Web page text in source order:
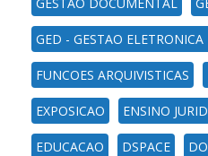
GED - GESTAO
FUNCOES ARQUIVISTICAS
EXPOSICAO ENSINO
EDUCACAO DSPACE